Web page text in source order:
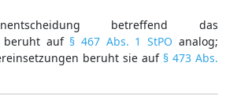
betreffend das
beruht auf § 467 Abs. 1 StPO analog;
beruht sie auf § 473 Abs.